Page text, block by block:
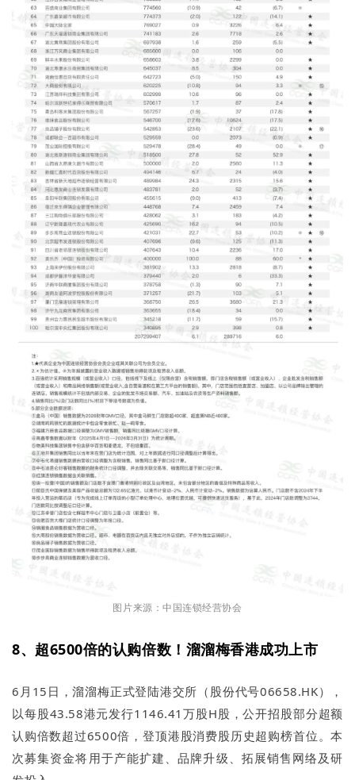
图片来源：中国连锁经营协会
8、超6500倍的认购倍数！溜溜梅香港成功上市
6月15日，溜溜梅正式登陆港交所（股份代号06658.HK），
以每股43.58港元发行1146.41万股H股，公开招股部分超额
认购倍数超过6500倍，登顶港股消费股历史超购榜首位。本
次募集资金将用于产能扩建、品牌升级、拓展销售网络及研